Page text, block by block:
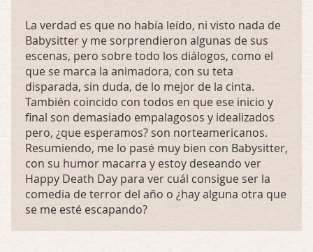
La verdad es que no había leído, ni visto nada de
Babysitter y me sorprendieron algunas de sus
escenas, pero sobre todo los diálogos, como el
que se marca la animadora, con su teta
disparada, sin duda, de lo mejor de la cinta.
También coincido con todos en que ese inicio y
final son demasiado empalagosos y idealizados
pero, ¿que esperamos? son norteamericanos.
Resumiendo, me lo pasé muy bien con Babysitter,
con su humor macarra y estoy deseando ver
Happy Death Day para ver cuál consigue ser la
comedia de terror del año o ¿hay alguna otra que
se me esté escapando?